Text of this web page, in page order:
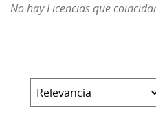
No hay Licencias que